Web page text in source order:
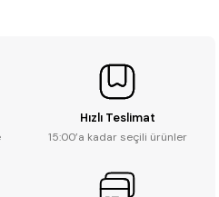
Hızlı Teslimat
15:00’a kadar seçili ürünler